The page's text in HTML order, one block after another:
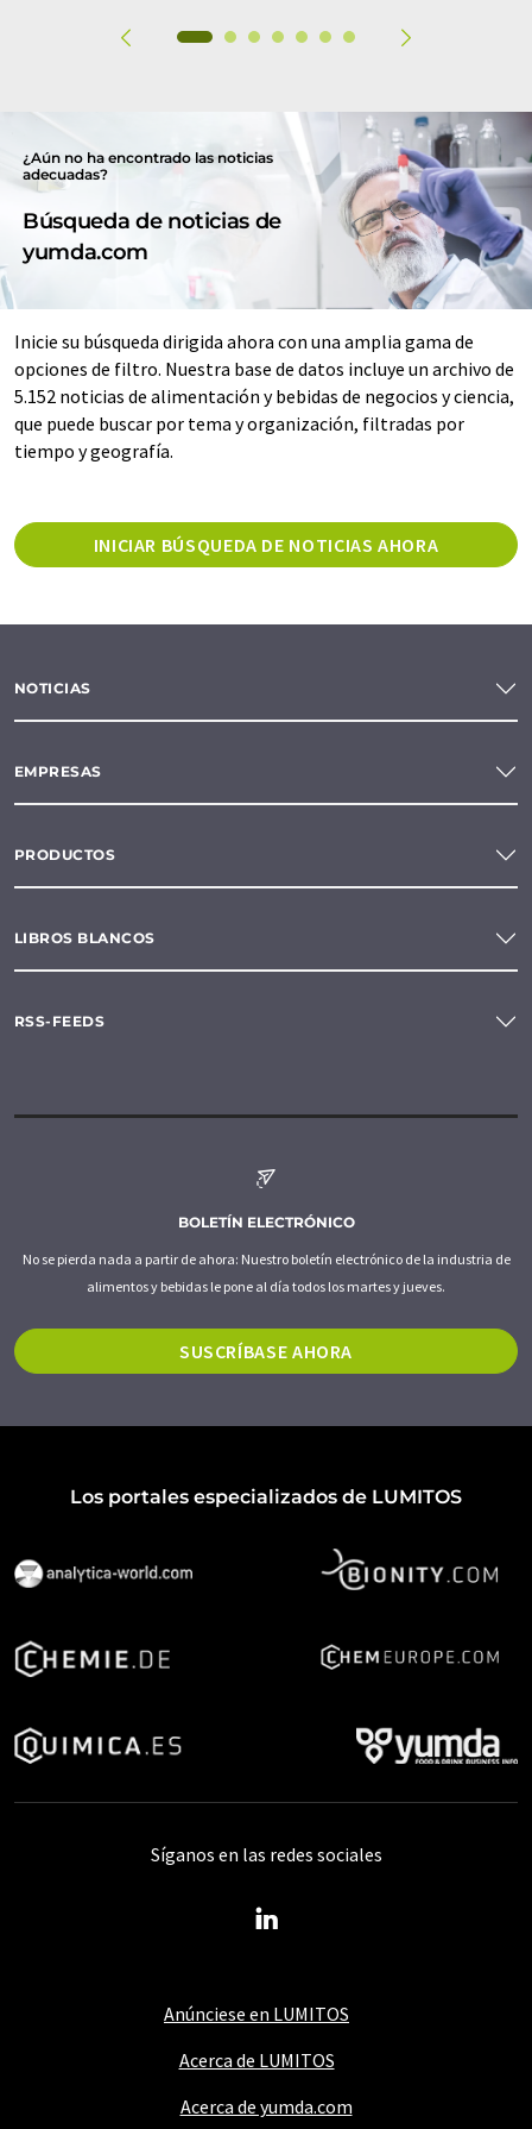
¿Aún no ha encontrado las noticias
adecuadas?
Búsqueda de noticias de
yumda.com
Inicie su búsqueda dirigida ahora con una amplia gama de
opciones de filtro. Nuestra base de datos incluye un archivo de
5.152 noticias de alimentación y bebidas de negocios y ciencia,
que puede buscar por tema y organización, filtradas por
tiempo y geografía.
INICIAR BÚSQUEDA DE NOTICIAS AHORA
NOTICIAS
EMPRESAS
PRODUCTOS
LIBROS BLANCOS
RSS-FEEDS
BOLETÍN ELECTRÓNICO
No se pierda nada a partir de ahora: Nuestro boletín electrónico de la industria de
alimentos y bebidas le pone al día todos los martes y jueves.
SUSCRÍBASE AHORA
Los portales especializados de LUMITOS
Anúnciese en LUMITOS
Acerca de LUMITOS
Acerca de yumda.com
Síganos en las redes sociales